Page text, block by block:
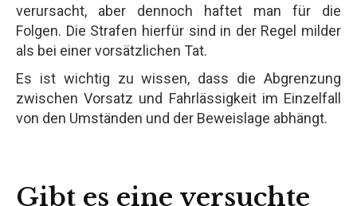
verursacht, aber dennoch haftet man für die
Folgen. Die Strafen hierfür sind in der Regel milder
als bei einer vorsätzlichen Tat.
Es ist wichtig zu wissen, dass die Abgrenzung
zwischen Vorsatz und Fahrlässigkeit im Einzelfall
von den Umständen und der Beweislage abhängt.
Gibt es eine versuchte